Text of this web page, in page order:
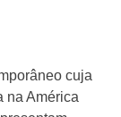
cuja
na América